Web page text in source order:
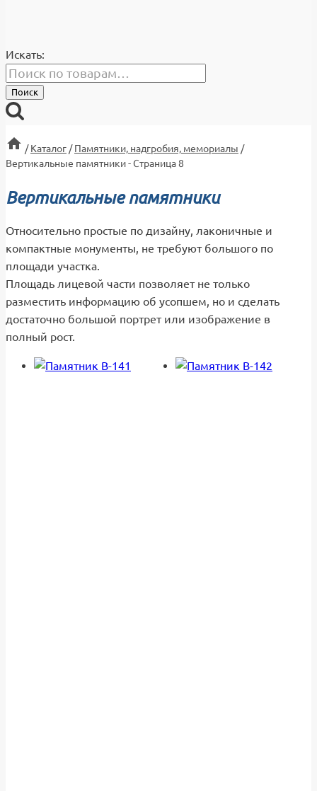
Искать:
Поиск
/ Каталог / Памятники, надгробия, мемориалы /
Вертикальные памятники- Страница 8
Вертикальные памятники
Относительно простые по дизайну, лаконичные и
компактные монументы, не требуют большого по
площади участка.
Площадь лицевой части позволяет не только
разместить информацию об усопшем, но и сделать
достаточно большой портрет или изображение в
полный рост.